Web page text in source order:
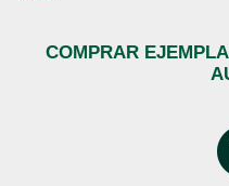
COMPRAR